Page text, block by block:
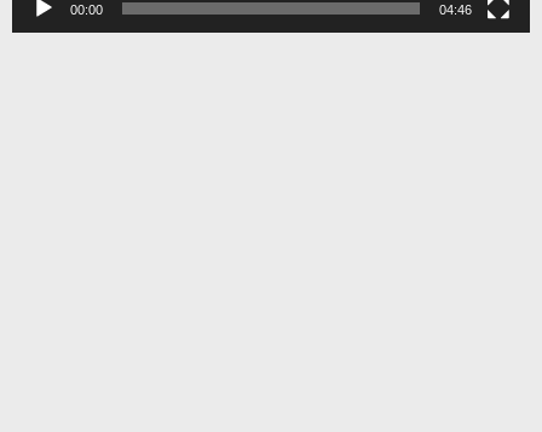
00:00 04:46